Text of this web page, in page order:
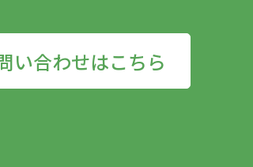
い合わせはこちら